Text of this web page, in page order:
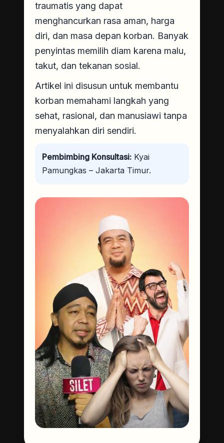
traumatis yang dapat
menghancurkan rasa aman, harga
diri, dan masa depan korban. Banyak
penyintas memilih diam karena malu,
takut, dan tekanan sosial.
Artikel ini disusun untuk membantu
korban memahami langkah yang
sehat, rasional, dan manusiawi tanpa
menyalahkan diri sendiri.
Pembimbing Konsultasi: Kyai
Pamungkas – Jakarta Timur.